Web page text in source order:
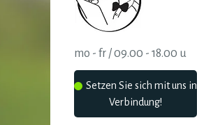
mo - fr / 09.00 - 18.00 u
Setzen Sie sich mit uns in
Verbindung!